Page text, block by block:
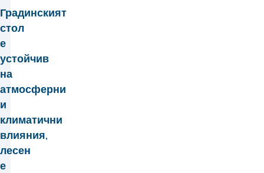
Градинският
стол
е
устойчив
на
атмосферни
и
климатични
влияния,
лесен
е